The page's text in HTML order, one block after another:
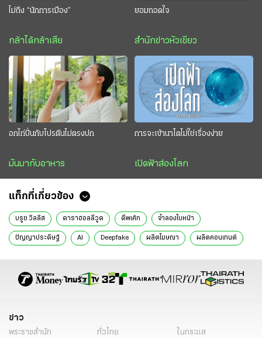
ไม่ถึง “นักการเมือง”
กล้าได้กล้าเสีย
ยอมถอดใจ
สำนักข่าวหัวเขียว
อกไก่ปั่นกับโปรตีนไม่ตรงปก
มันมากับอาหาร
การจะเข้านาโตไม่ใช่เรื่องง่าย
เปิดฟ้าส่องโลก
แท็กที่เกี่ยวข้อง
บรูซ วิลลิส ดาราฮอลลีวูด ดีพเค้ก จำลองใบหน้า
ปัญญาประดิษฐ์ AI Deepfake ผลิตโฆษณา ผลิตคอนเทนต์
ข่าว
พระราชสำนัก ทั่วไทย
ในกระแส